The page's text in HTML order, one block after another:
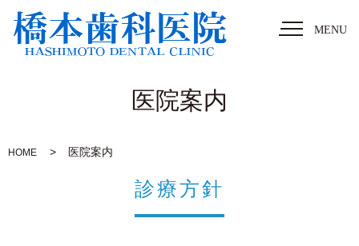
MENU
医院案内
HOME 医院案内
診療方針